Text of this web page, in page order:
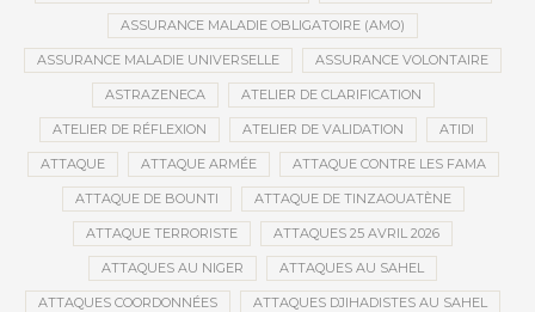
ASSURANCE MALADIE OBLIGATOIRE (AMO)
ASSURANCE MALADIE UNIVERSELLE ASSURANCE VOLONTAIRE
ASTRAZENECA ATELIER DE CLARIFICATION
ATELIER DE RÉFLEXION ATELIER DE VALIDATION ATIDI
ATTAQUE ATTAQUE ARMÉE ATTAQUE CONTRE LES FAMA
ATTAQUE DE BOUNTI ATTAQUE DE TINZAOUATÈNE
ATTAQUE TERRORISTE ATTAQUES 25 AVRIL 2026
ATTAQUES AU NIGER ATTAQUES AU SAHEL
ATTAQUES COORDONNÉES ATTAQUES DJIHADISTES AU SAHEL